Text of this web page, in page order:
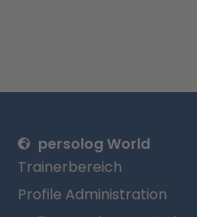
persolog World
Trainerbereich
Profile Administration